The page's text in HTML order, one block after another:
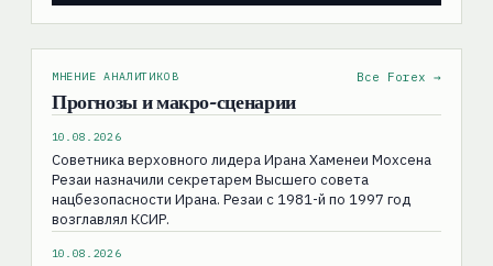
МНЕНИЕ АНАЛИТИКОВ
Прогнозы и макро-сценарии
Все Forex →
10.08.2026
Советника верховного лидера Ирана Хаменеи Мохсена
Резаи назначили секретарем Высшего совета
нацбезопасности Ирана. Резаи с 1981-й по 1997 год
возглавлял КСИР.
10.08.2026